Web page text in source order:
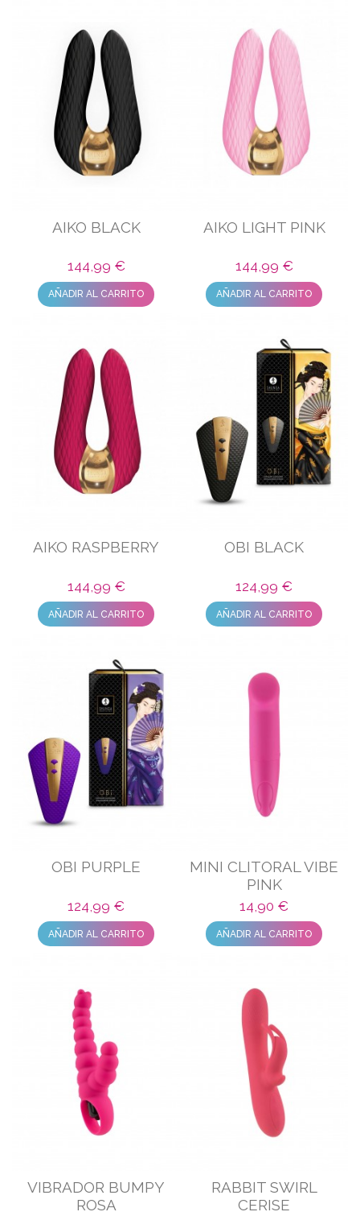
AIKO BLACK
144,99 €
AÑADIR AL CARRITO
AIKO LIGHT PINK
144,99 €
AÑADIR AL CARRITO
AIKO RASPBERRY
144,99 €
AÑADIR AL CARRITO
OBI BLACK
124,99 €
AÑADIR AL CARRITO
OBI PURPLE
124,99 €
AÑADIR AL CARRITO
MINI CLITORAL VIBE
PINK
14,90 €
AÑADIR AL CARRITO
VIBRADOR BUMPY
ROSA
RABBIT SWIRL
CERISE